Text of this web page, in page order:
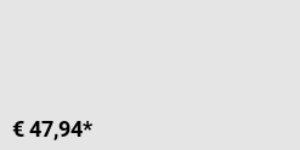
€ 47,94*